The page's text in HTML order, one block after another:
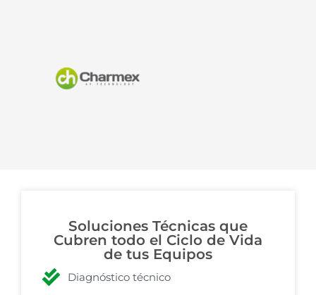
Soluciones Técnicas que
Cubren todo el Ciclo de Vida
de tus Equipos
Diagnóstico técnico